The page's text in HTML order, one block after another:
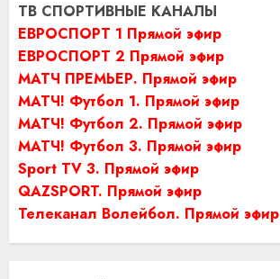
ТВ СПОРТИВНЫЕ КАНАЛЫ
ЕВРОСПОРТ 1 Прямой эфир
ЕВРОСПОРТ 2 Прямой эфир
МАТЧ ПРЕМЬЕР. Прямой эфир
МАТЧ! Футбол 1. Прямой эфир
МАТЧ! Футбол 2. Прямой эфир
МАТЧ! Футбол 3. Прямой эфир
Sport TV 3. Прямой эфир
QAZSPORT. Прямой эфир
Телеканал Волейбол. Прямой эфир